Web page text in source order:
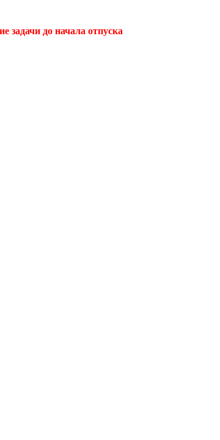
задачи до начала отпуска